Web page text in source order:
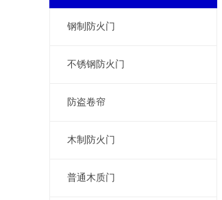
钢制防火门
不锈钢防火门
防盗卷帘
木制防火门
普通木质门